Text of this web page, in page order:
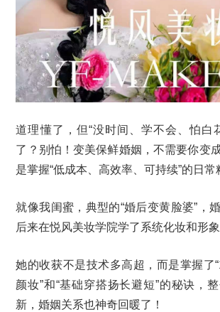
道理懂了，但“没时间、学不会、怕白
了？别怕！变美保鲜婚姻，不需要你变
是掌握“低成本、高效率、可持续”的日常
就像我闺蜜，典型的“婚后变黄脸婆”，
后来在悦风美妆学院学了系统化妆和形象
她的收获不是技术多高超，而是掌握了
颜妆”和“基础穿搭扬长避短”的秘诀，
新，婚姻关系也神奇回暖了！